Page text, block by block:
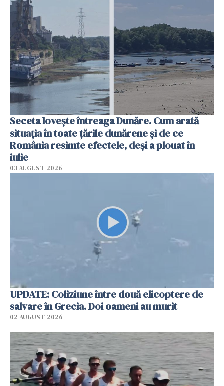
Seceta lovește întreaga Dunăre. Cum arată
situația în toate țările dunărene și de ce
România resimte efectele, deși a plouat în
iulie
03 AUGUST 2026
UPDATE: Coliziune între două elicoptere de
salvare în Grecia. Doi oameni au murit
02 AUGUST 2026